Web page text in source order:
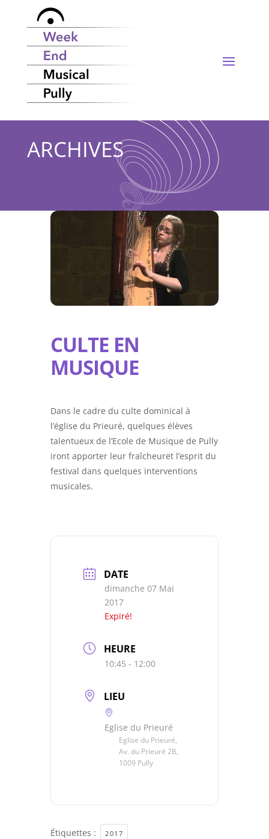
ARCHIVES
CULTE EN
MUSIQUE
Dans le cadre du culte dominical à
l’église du Prieuré, quelques élèves
talentueux de l’Ecole de Musique de Pully
iront apporter leur fraîcheuret l’esprit du
festival dans quelques interventions
musicales.
DATE
dimanche 07 Mai
2017
Expiré!
HEURE
10:45 - 12:00
LIEU
Eglise du Prieuré
Eglise du Prieuré,
Av. du Prieuré 2B,
1009 Pully
Étiquettes : 2017